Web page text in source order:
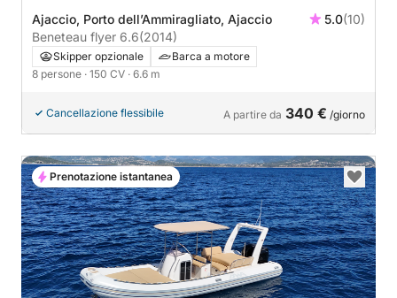
Ajaccio, Porto dell’Ammiragliato, Ajaccio 5.0(10)
Beneteau flyer 6.6(2014)
Skipper opzionale
Barca a motore
8 persone · 150 CV · 6.6 m
Cancellazione flessibile A partire da 340 € /giorno
Prenotazione istantanea